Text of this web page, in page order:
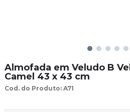
Almofada em Veludo B
Camel 43 x 43 cm
Cod. do Produto: A71